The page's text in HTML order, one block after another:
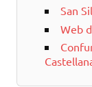
San
Web